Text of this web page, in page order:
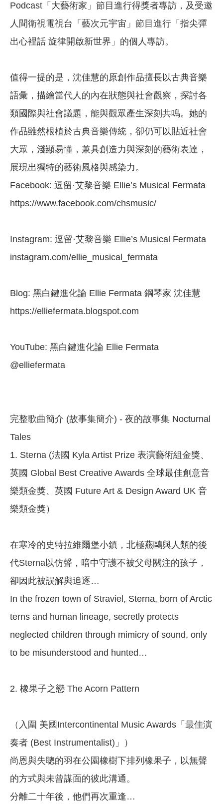
Podcast「大藝術家」節目進行得獎者專訪，及受邀
人間衛視電視台「藝次元宇宙」節目進行「指尖彈
出心裡話 旋律開啟新世界」的個人專訪。
值得一提的是，沈佳慧的原創作品擅長以古典音樂
語彙，描繪當代人的內在狀態與社會觀察，探討各
類國際與社會議題，能與觀眾產生深刻共鳴。她的
作品雖然根植於古典音樂傳統，卻仍可以貼近社會
大眾，淺顯易懂，兼具創造力與深刻的藝術表達，
展現出獨特的藝術風格與感染力。
Facebook: 逗留·艾黎音樂 Ellie’s Musical Fermata
https://www.facebook.com/chsmusic/
Instagram: 逗留·艾黎音樂 Ellie’s Musical Fermata
instagram.com/ellie_musical_fermata
Blog: 黑白鍵進化論 Ellie Fermata 鋼琴家 沈佳慧
https://elliefermata.blogspot.com
YouTube: 黑白鍵進化論 Ellie Fermata
@elliefermata
完整歌曲簡介 (故事集簡介) - 夜的故事集 Nocturnal
Tales
1. Sterna (法國 Kyla Artist Prize 表演藝術組金獎、
英國 Global Best Creative Awards 全球最佳創意音
樂類金獎、英國 Future Art & Design Award UK 音
樂類金獎）
在寒冷的史特拉維爾堡小鎮，北極燕鷗與人類的後
代Sterna以仿聲，暗中守護不被父母關注的孩子，
卻因此被誤解與追逐…
In the frozen town of Straviel, Sterna, born of Arctic
terns and human lineage, secretly protects
neglected children through mimicry of sound, only
to be misunderstood and hunted…
2. 橡果子之戀 The Acorn Pattern
（入圍 美國Intercontinental Music Awards「最佳演
奏者 (Best Instrumentalist)」）
尚恩與失聰的羽在公園橡樹下排列橡果子，以無聲
的方式與未曾謀面的彼此溝通。
分離二十年後，他們再次重逢…